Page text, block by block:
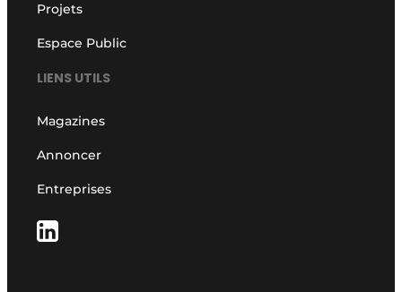
Projets
Espace Public
LIENS UTILS
Magazines
Annoncer
Entreprises